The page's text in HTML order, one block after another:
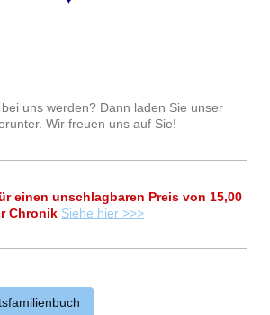
uns werden? Dann laden Sie unser
Wir freuen uns auf Sie!
einen unschlagbaren Preis von 15,00
Chronik Siehe hier >>>